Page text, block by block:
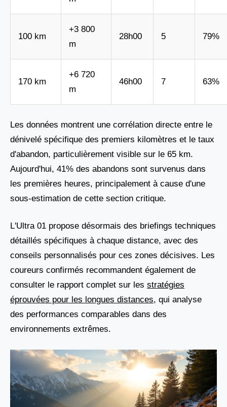
100 km
+3 800
m
28h00 5 79%
170 km
+6 720
m
46h00 7 63%
Les données montrent une corrélation directe entre le
dénivelé spécifique des premiers kilomètres et le taux
d'abandon, particulièrement visible sur le 65 km.
Aujourd'hui, 41% des abandons sont survenus dans
les premières heures, principalement à cause d'une
sous-estimation de cette section critique.
L'Ultra 01 propose désormais des briefings techniques
détaillés spécifiques à chaque distance, avec des
conseils personnalisés pour ces zones décisives. Les
coureurs confirmés recommandent également de
consulter le rapport complet sur les stratégies
éprouvées pour les longues distances, qui analyse
des performances comparables dans des
environnements extrêmes.